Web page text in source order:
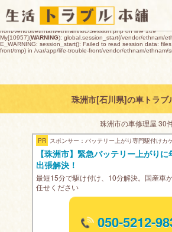
E_WARNING: session_start(): open(/var/app/life-trouble-
front/tmp/
O_RDWR) failed: デバイスに空き領域がありません (28) in /var/
front/vendor/ethnam/ethnam/src/Session.php on line 149
My[10957](WARNING): global.session_start(/vendor/ethnam/
E_WARNING: session_start(): Failed to read session data:
front/tmp) in /var/app/life-trouble-front/vendor/ethnam/ethnam/
珠洲市[石川県]の車トラブ
珠洲市の車修理屋 30
PR スポンサー：バッテリー上がり専門駆付けカ
【珠洲市】緊急バッテリー上がり
出張解決！
最短15分で駆け付け、10分解決。国産車
任せください
050-5212-